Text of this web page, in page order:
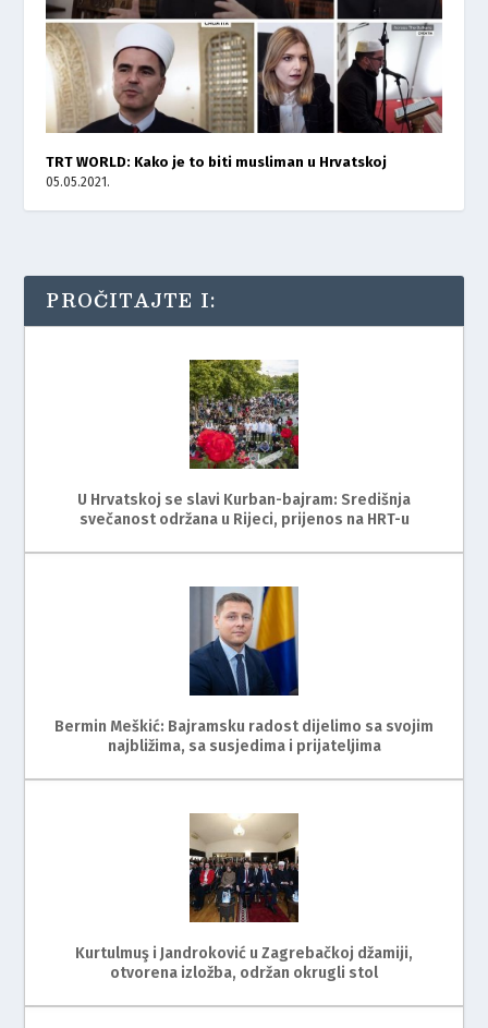
TRT WORLD: Kako je to biti musliman u Hrvatskoj
05.05.2021.
PROČITAJTE I:
U Hrvatskoj se slavi Kurban-bajram: Središnja
svečanost održana u Rijeci, prijenos na HRT-u
Bermin Meškić: Bajramsku radost dijelimo sa svojim
najbližima, sa susjedima i prijateljima
Kurtulmuş i Jandroković u Zagrebačkoj džamiji,
otvorena izložba, održan okrugli stol